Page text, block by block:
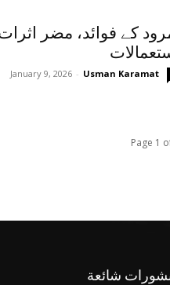
کے فوائد، مضر اثرات
Usman Karamat
-
January 9, 2026
Page 1
شائعة